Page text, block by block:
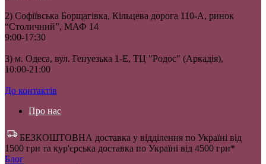
2) Софіївська Борщагівка, Кільцева дорога 110-А, ринок
“Столичний”, МАФ 14
9:00-17:30
3) м. Одеса, вул. Генуезька 1-Е, ТЦ "Родос" (Аркадія),
10:00-21:00
До контактів
Про нас
БЕЗКОШТОВНА доставка у відділення по Україні від
1500 грн та кур'єрська доставка по Україні від 4500 грн*
Блог